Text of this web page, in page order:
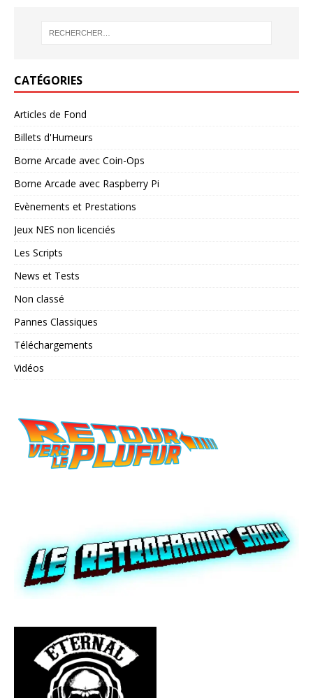
CATÉGORIES
Articles de Fond
Billets d'Humeurs
Borne Arcade avec Coin-Ops
Borne Arcade avec Raspberry Pi
Evènements et Prestations
Jeux NES non licenciés
Les Scripts
News et Tests
Non classé
Pannes Classiques
Téléchargements
Vidéos